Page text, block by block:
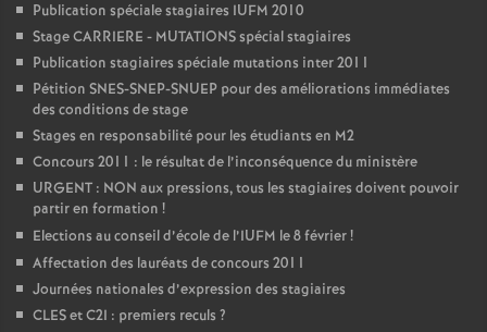
Publication spéciale stagiaires IUFM 2010
Stage CARRIERE - MUTATIONS spécial stagiaires
Publication stagiaires spéciale mutations inter 2011
Pétition SNES-SNEP-SNUEP pour des améliorations immédiates
des conditions de stage
Stages en responsabilité pour les étudiants en M2
Concours 2011 : le résultat de l’inconséquence du ministère
URGENT : NON aux pressions, tous les stagiaires doivent pouvoir
partir en formation !
Elections au conseil d’école de l’IUFM le 8 février!
Affectation des lauréats de concours 2011
Journées nationales d’expression des stagiaires
CLES et C2I : premiers reculs ?